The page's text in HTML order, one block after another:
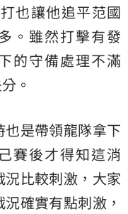
也讓他追平范國
。雖然打擊有發
的守備處理不滿
。
是帶領龍隊拿下
賽後才得知這消
比較刺激，大家
確實有點刺激，